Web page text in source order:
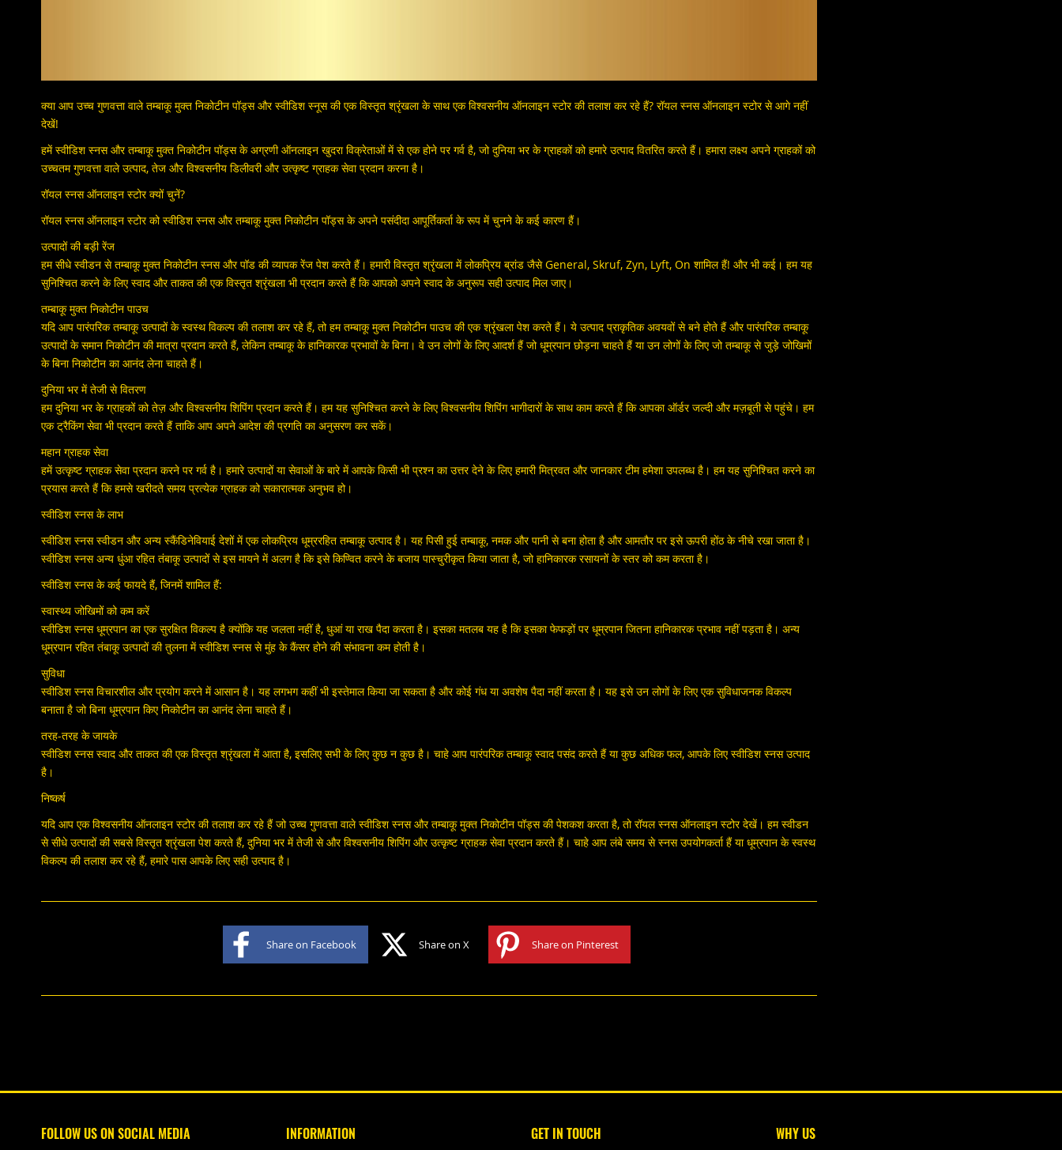
क्या आप उच्च गुणवत्ता वाले तम्बाकू मुक्त निकोटीन पॉड्स और स्वीडिश स्नूस की एक विस्तृत श्रृंखला के साथ एक विश्वसनीय ऑनलाइन स्टोर की तलाश कर रहे हैं? रॉयल स्नस ऑनलाइन स्टोर से आगे नहीं
देखें!
हमें स्वीडिश स्नस और तम्बाकू मुक्त निकोटीन पॉड्स के अग्रणी ऑनलाइन खुदरा विक्रेताओं में से एक होने पर गर्व है, जो दुनिया भर के ग्राहकों को हमारे उत्पाद वितरित करते हैं। हमारा लक्ष्य अपने ग्राहकों को
उच्चतम गुणवत्ता वाले उत्पाद, तेज और विश्वसनीय डिलीवरी और उत्कृष्ट ग्राहक सेवा प्रदान करना है।
रॉयल स्नस ऑनलाइन स्टोर क्यों चुनें?
रॉयल स्नस ऑनलाइन स्टोर को स्वीडिश स्नस और तम्बाकू मुक्त निकोटीन पॉड्स के अपने पसंदीदा आपूर्तिकर्ता के रूप में चुनने के कई कारण हैं।
उत्पादों की बड़ी रेंज
हम सीधे स्वीडन से तम्बाकू मुक्त निकोटीन स्नस और पॉड की व्यापक रेंज पेश करते हैं। हमारी विस्तृत श्रृंखला में लोकप्रिय ब्रांड जैसे General, Skruf, Zyn, Lyft, On शामिल हैं! और भी कई। हम यह
सुनिश्चित करने के लिए स्वाद और ताकत की एक विस्तृत श्रृंखला भी प्रदान करते हैं कि आपको अपने स्वाद के अनुरूप सही उत्पाद मिल जाए।
तम्बाकू मुक्त निकोटीन पाउच
यदि आप पारंपरिक तम्बाकू उत्पादों के स्वस्थ विकल्प की तलाश कर रहे हैं, तो हम तम्बाकू मुक्त निकोटीन पाउच की एक श्रृंखला पेश करते हैं। ये उत्पाद प्राकृतिक अवयवों से बने होते हैं और पारंपरिक तम्बाकू
उत्पादों के समान निकोटीन की मात्रा प्रदान करते हैं, लेकिन तम्बाकू के हानिकारक प्रभावों के बिना। वे उन लोगों के लिए आदर्श हैं जो धूम्रपान छोड़ना चाहते हैं या उन लोगों के लिए जो तम्बाकू से जुड़े जोखिमों
के बिना निकोटीन का आनंद लेना चाहते हैं।
दुनिया भर में तेजी से वितरण
हम दुनिया भर के ग्राहकों को तेज़ और विश्वसनीय शिपिंग प्रदान करते हैं। हम यह सुनिश्चित करने के लिए विश्वसनीय शिपिंग भागीदारों के साथ काम करते हैं कि आपका ऑर्डर जल्दी और मज़बूती से पहुंचे। हम
एक ट्रैकिंग सेवा भी प्रदान करते हैं ताकि आप अपने आदेश की प्रगति का अनुसरण कर सकें।
महान ग्राहक सेवा
हमें उत्कृष्ट ग्राहक सेवा प्रदान करने पर गर्व है। हमारे उत्पादों या सेवाओं के बारे में आपके किसी भी प्रश्न का उत्तर देने के लिए हमारी मित्रवत और जानकार टीम हमेशा उपलब्ध है। हम यह सुनिश्चित करने का
प्रयास करते हैं कि हमसे खरीदते समय प्रत्येक ग्राहक को सकारात्मक अनुभव हो।
स्वीडिश स्नस के लाभ
स्वीडिश स्नस स्वीडन और अन्य स्कैंडिनेवियाई देशों में एक लोकप्रिय धूम्ररहित तम्बाकू उत्पाद है। यह पिसी हुई तम्बाकू, नमक और पानी से बना होता है और आमतौर पर इसे ऊपरी होंठ के नीचे रखा जाता है।
स्वीडिश स्नस अन्य धुंआ रहित तंबाकू उत्पादों से इस मायने में अलग है कि इसे किण्वित करने के बजाय पास्चुरीकृत किया जाता है, जो हानिकारक रसायनों के स्तर को कम करता है।
स्वीडिश स्नस के कई फायदे हैं, जिनमें शामिल हैं:
स्वास्थ्य जोखिमों को कम करें
स्वीडिश स्नस धूम्रपान का एक सुरक्षित विकल्प है क्योंकि यह जलता नहीं है, धुआं या राख पैदा करता है। इसका मतलब यह है कि इसका फेफड़ों पर धूम्रपान जितना हानिकारक प्रभाव नहीं पड़ता है। अन्य
धूम्रपान रहित तंबाकू उत्पादों की तुलना में स्वीडिश स्नस से मुंह के कैंसर होने की संभावना कम होती है।
सुविधा
स्वीडिश स्नस विचारशील और प्रयोग करने में आसान है। यह लगभग कहीं भी इस्तेमाल किया जा सकता है और कोई गंध या अवशेष पैदा नहीं करता है। यह इसे उन लोगों के लिए एक सुविधाजनक विकल्प
बनाता है जो बिना धूम्रपान किए निकोटीन का आनंद लेना चाहते हैं।
तरह-तरह के जायके
स्वीडिश स्नस स्वाद और ताकत की एक विस्तृत श्रृंखला में आता है, इसलिए सभी के लिए कुछ न कुछ है। चाहे आप पारंपरिक तम्बाकू स्वाद पसंद करते हैं या कुछ अधिक फल, आपके लिए स्वीडिश स्नस उत्पाद
है।
निष्कर्ष
यदि आप एक विश्वसनीय ऑनलाइन स्टोर की तलाश कर रहे हैं जो उच्च गुणवत्ता वाले स्वीडिश स्नस और तम्बाकू मुक्त निकोटीन पॉड्स की पेशकश करता है, तो रॉयल स्नस ऑनलाइन स्टोर देखें। हम स्वीडन
से सीधे उत्पादों की सबसे विस्तृत श्रृंखला पेश करते हैं, दुनिया भर में तेजी से और विश्वसनीय शिपिंग और उत्कृष्ट ग्राहक सेवा प्रदान करते हैं। चाहे आप लंबे समय से स्नस उपयोगकर्ता हैं या धूम्रपान के स्वस्थ
विकल्प की तलाश कर रहे हैं, हमारे पास आपके लिए सही उत्पाद है।
Share on Facebook Share on X Share on Pinterest
FOLLOW US ON SOCIAL MEDIA INFORMATION GET IN TOUCH WHY US